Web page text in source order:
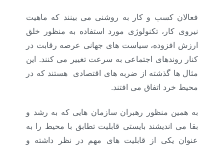
فعالان کسب و کار به روشنی می بینند که ماهیت
نیروی کار، تکنولوژی مورد استفاده به منظور خلق
ارزش افزوده، سیاست های جهانی عرصه رقابت در
کنار روندهای اجتماعی به سرعت تغییر می کنند. این
مثال ها گذشته از ضربه های اقتصادی هستند که در
محیط خرد اتفاق می افتند.
به همین منظور رهبران سازمان هایی که به رشد و
بقا می اندیشند بایستی قابلیت تطابق با محیط را به
عنوان یکی از قابلیت های مهم در نظر داشته و